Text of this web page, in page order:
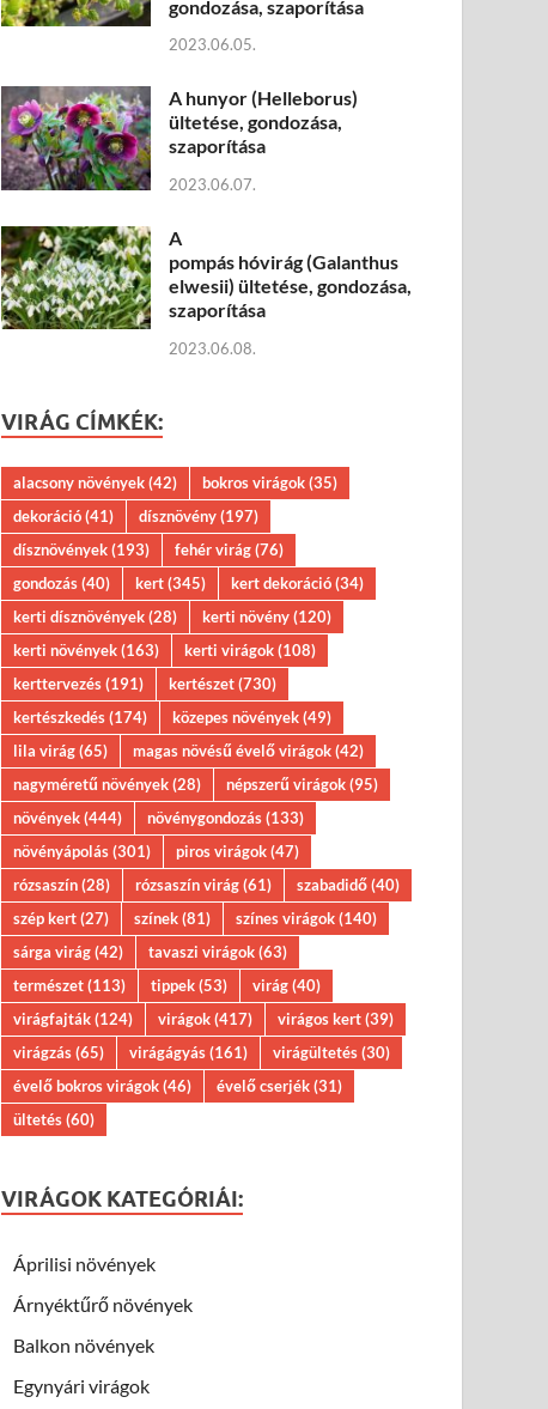
gondozása, szaporítása
2023.06.05.
A hunyor (Helleborus)
ültetése, gondozása,
szaporítása
2023.06.07.
A
pompás hóvirág (Galanthus
elwesii) ültetése, gondozása,
szaporítása
2023.06.08.
VIRÁG CÍMKÉK:
alacsony növények(42) bokros virágok(35)
dekoráció(41) dísznövény(197)
dísznövények(193) fehér virág(76)
gondozás(40) kert(345) kert dekoráció(34)
kerti dísznövények(28) kerti növény(120)
kerti növények(163) kerti virágok(108)
kerttervezés(191) kertészet(730)
kertészkedés(174) közepes növények(49)
lila virág(65) magas növésű évelő virágok(42)
nagyméretű növények(28) népszerű virágok(95)
növények(444) növénygondozás(133)
növényápolás(301) piros virágok(47)
rózsaszín(28) rózsaszín virág(61) szabadidő(40)
szép kert(27) színek(81) színes virágok(140)
sárga virág(42) tavaszi virágok(63)
természet(113) tippek(53) virág(40)
virágfajták(124) virágok(417) virágos kert(39)
virágzás(65) virágágyás(161) virágültetés(30)
évelő bokros virágok(46) évelő cserjék(31)
ültetés(60)
VIRÁGOK KATEGÓRIÁI:
Áprilisi növények
Árnyéktűrő növények
Balkon növények
Egynyári virágok